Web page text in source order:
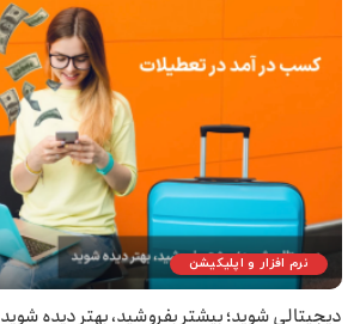
نرم افزار و اپلیکیشن
دیجیتالی شوید؛ بیشتر بفروشید، بهتر دیده شوید